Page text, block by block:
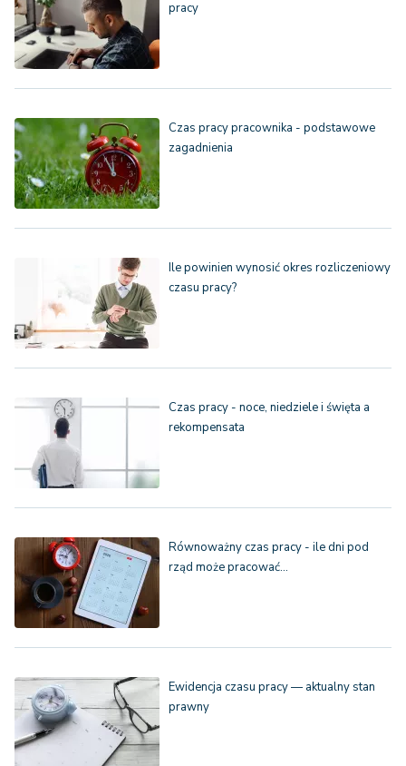
pracy
Czas pracy pracownika - podstawowe
zagadnienia
Ile powinien wynosić okres rozliczeniowy
czasu pracy?
Czas pracy - noce, niedziele i święta a
rekompensata
Równoważny czas pracy - ile dni pod
rząd może pracować…
Ewidencja czasu pracy — aktualny stan
prawny